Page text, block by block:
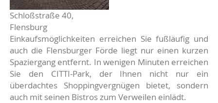
Schloßstraße 40,
Flensburg
Einkaufsmöglichkeiten erreichen Sie fußläufig und
auch die Flensburger Förde liegt nur einen kurzen
Spaziergang entfernt. In wenigen Minuten erreichen
Sie den CITTI-Park, der Ihnen nicht nur ein
überdachtes Shoppingvergnügen bietet, sondern
auch mit seinen Bistros zum Verweilen einlädt.